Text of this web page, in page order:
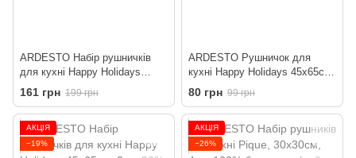
ARDESTO Набір рушничків
для кухні Happy Holidays
45х65см, 2шт, 90% поліестер,
10% бавовна, червоний, білий
161 грн 199 грн
ARDESTO Рушничок для
кухні Happy Holidays 45х65см,
90% поліестер, 10% бавовна,
білий
80 грн 99 грн
АКЦІЯ
−19%
АКЦІЯ
−26%